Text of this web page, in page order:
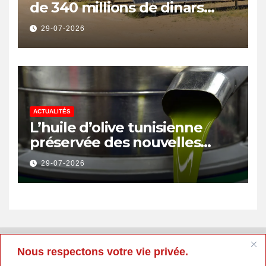
Nous respectons votre vie privée.
de 340 millions de dinars
pour renforcer la transition
énergétique et créer 400
emplois
29-07-2026
ACTUALITÉS
L’huile d’olive tunisienne
préservée des nouvelles
surtaxes américaines de
Donald Trump
29-07-2026